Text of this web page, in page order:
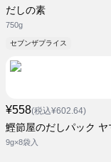
だしの素
750g
セブンザプライス
¥558(税込¥602.64)
鰹節屋のだしパック ヤ
9g×8袋入